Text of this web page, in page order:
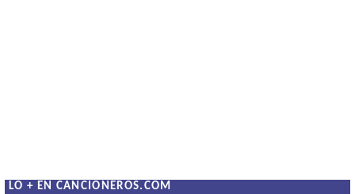
LO + EN CANCIONEROS.COM